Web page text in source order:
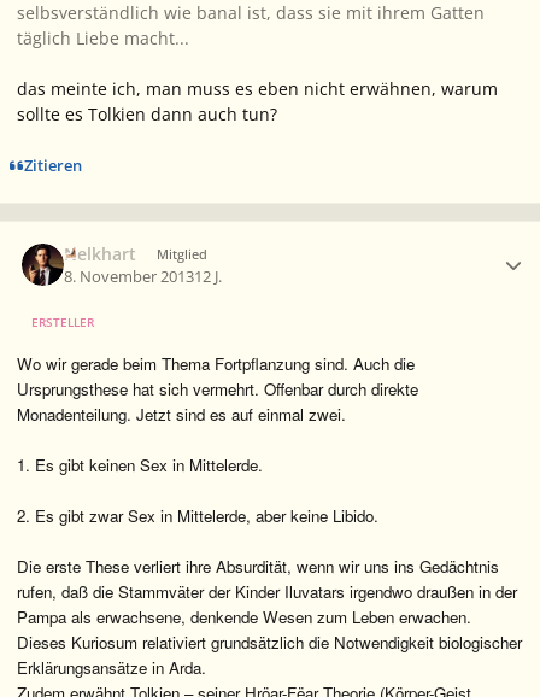
selbsverständlich wie banal ist, dass sie mit ihrem Gatten
täglich Liebe macht...
das meinte ich, man muss es eben nicht erwähnen, warum
sollte es Tolkien dann auch tun?
Zitieren
Nelkhart Mitglied
8. November 201312 J.
ERSTELLER
Wo wir gerade beim Thema Fortpflanzung sind. Auch die
Ursprungsthese hat sich vermehrt. Offenbar durch direkte
Monadenteilung. Jetzt sind es auf einmal zwei.
1. Es gibt keinen Sex in Mittelerde.
2. Es gibt zwar Sex in Mittelerde, aber keine Libido.
Die erste These verliert ihre Absurdität, wenn wir uns ins Gedächtnis
rufen, daß die Stammväter der Kinder Iluvatars irgendwo draußen in der
Pampa als erwachsene, denkende Wesen zum Leben erwachen.
Dieses Kuriosum relativiert grundsätzlich die Notwendigkeit biologischer
Erklärungsansätze in Arda.
Zudem erwähnt Tolkien – seiner Hröar-Fëar Theorie (Körper-Geist